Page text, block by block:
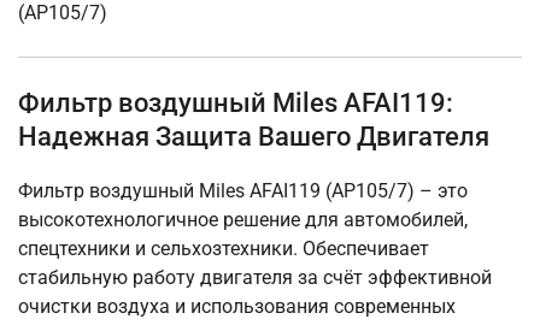
(AP105/7)
Фильтр воздушный Miles AFAI119:
Надежная Защита Вашего Двигателя
Фильтр воздушный Miles AFAI119 (AP105/7) – это
высокотехнологичное решение для автомобилей,
спецтехники и сельхозтехники. Обеспечивает
стабильную работу двигателя за счёт эффективной
очистки воздуха и использования современных